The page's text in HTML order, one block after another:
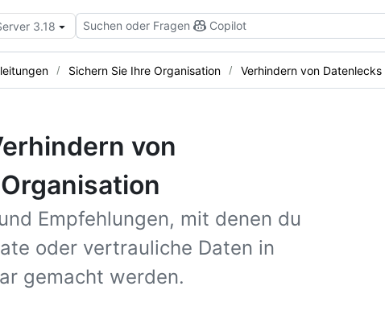
3.18 Suchen oder Fragen Copilot
Sichern Sie Ihre Organisation Verhindern von Datenlecks
von
Empfehlungen, mit denen du
oder vertrauliche Daten in
gemacht werden.